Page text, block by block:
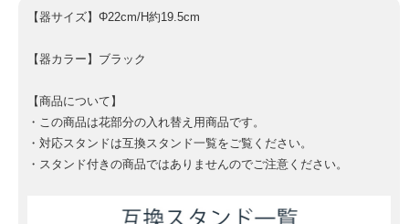
【器サイズ】Φ22cm/H約19.5cm
【器カラー】ブラック
【商品について】
・この商品は花部分の入れ替え用商品です。
・対応スタンドは互換スタンド一覧をご覧ください。
・スタンド付きの商品ではありませんのでご注意ください。